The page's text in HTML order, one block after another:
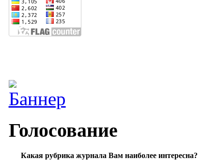
Голосование
Какая рубрика журнала Вам наиболее интересна?